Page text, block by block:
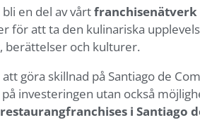
en del av vårtfranchisenätverk
för att ta den kulinariska
berättelser och kulturer.
göra skillnad på Santiago de
investeringen utan också
i Santiago